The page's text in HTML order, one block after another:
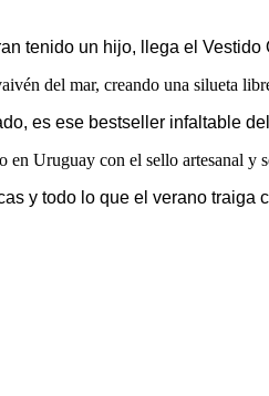
tenido un hijo, llega el
del mar, creando una silueta
es ese bestseller infaltable
Uruguay con el sello artesanal y
y todo lo que el verano traiga